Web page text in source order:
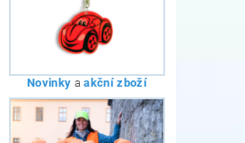
Novinky aakční zboží